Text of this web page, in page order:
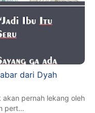
dari Dyah
pernah lekang oleh
pert…